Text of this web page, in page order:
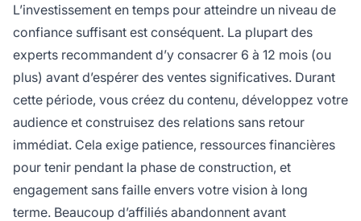
L’investissement en temps pour atteindre un niveau de
confiance suffisant est conséquent. La plupart des
experts recommandent d’y consacrer 6 à 12 mois (ou
plus) avant d’espérer des ventes significatives. Durant
cette période, vous créez du contenu, développez votre
audience et construisez des relations sans retour
immédiat. Cela exige patience, ressources financières
pour tenir pendant la phase de construction, et
engagement sans faille envers votre vision à long
terme. Beaucoup d’affiliés abandonnent avant